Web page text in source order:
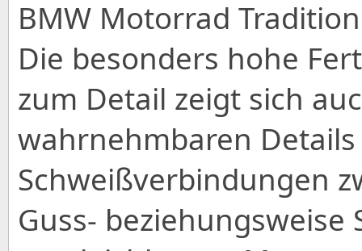
BMW Motorrad
Die besonders hohe
zum Detail zeigt sich
wahrnehmbaren
Schweißverbindungen
Guss-